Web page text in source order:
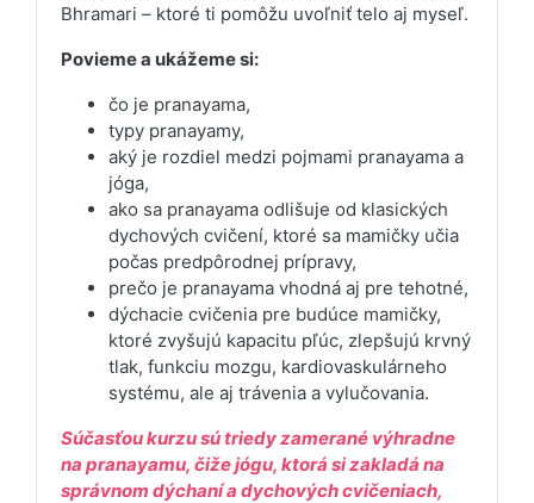
Bhramari – ktoré ti pomôžu uvoľniť telo aj myseľ.
Povieme a ukážeme si:
čo je pranayama,
typy pranayamy,
aký je rozdiel medzi pojmami pranayama a
jóga,
ako sa pranayama odlišuje od klasických
dychových cvičení, ktoré sa mamičky učia
počas predpôrodnej prípravy,
prečo je pranayama vhodná aj pre tehotné,
dýchacie cvičenia pre budúce mamičky,
ktoré zvyšujú kapacitu pľúc, zlepšujú krvný
tlak, funkciu mozgu, kardiovaskulárneho
systému, ale aj trávenia a vylučovania.
Súčasťou kurzu sú triedy zamerané výhradne
na pranayamu, čiže jógu, ktorá si zakladá na
správnom dýchaní a dychových cvičeniach,